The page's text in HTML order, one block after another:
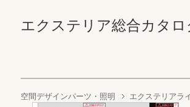
エクステリア総合カタロ
空間デザインパーツ・照明 エクステリアラ